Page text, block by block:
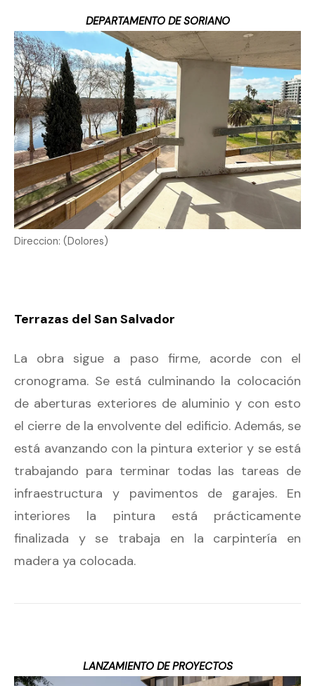
DEPARTAMENTO DE SORIANO
Direccion: (Dolores)
Terrazas del San Salvador
La obra sigue a paso firme, acorde con el
cronograma. Se está culminando la colocación
de aberturas exteriores de aluminio y con esto
el cierre de la envolvente del edificio. Además, se
está avanzando con la pintura exterior y se está
trabajando para terminar todas las tareas de
infraestructura y pavimentos de garajes. En
interiores la pintura está prácticamente
finalizada y se trabaja en la carpintería en
madera ya colocada.
LANZAMIENTO DE PROYECTOS